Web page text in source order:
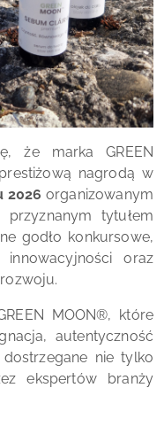
że marka GREEN
nagrodą w
2026 organizowanym
tytułem
godło konkursowe,
oraz
MOON®, które
autentyczność
nie tylko
ekspertów branży